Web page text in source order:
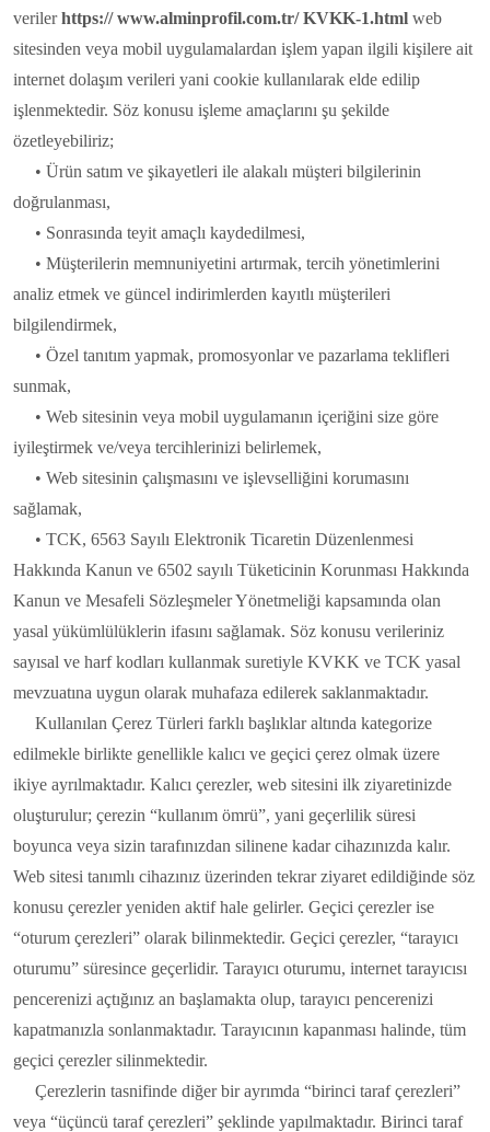
verilerhttps:// www.alminprofil.com.tr/ KVKK-1.html web
sitesinden veya mobil uygulamalardan işlem yapan ilgili kişilere ait
internet dolaşım verileri yani cookie kullanılarak elde edilip
işlenmektedir. Söz konusu işleme amaçlarını şu şekilde
özetleyebiliriz;
• Ürün satım ve şikayetleri ile alakalı müşteri bilgilerinin
doğrulanması,
• Sonrasında teyit amaçlı kaydedilmesi,
• Müşterilerin memnuniyetini artırmak, tercih yönetimlerini
analiz etmek ve güncel indirimlerden kayıtlı müşterileri
bilgilendirmek,
• Özel tanıtım yapmak, promosyonlar ve pazarlama teklifleri
sunmak,
• Web sitesinin veya mobil uygulamanın içeriğini size göre
iyileştirmek ve/veya tercihlerinizi belirlemek,
• Web sitesinin çalışmasını ve işlevselliğini korumasını
sağlamak,
• TCK, 6563 Sayılı Elektronik Ticaretin Düzenlenmesi
Hakkında Kanun ve 6502 sayılı Tüketicinin Korunması Hakkında
Kanun ve Mesafeli Sözleşmeler Yönetmeliği kapsamında olan
yasal yükümlülüklerin ifasını sağlamak. Söz konusu verileriniz
sayısal ve harf kodları kullanmak suretiyle KVKK ve TCK yasal
mevzuatına uygun olarak muhafaza edilerek saklanmaktadır.
Kullanılan Çerez Türleri farklı başlıklar altında kategorize
edilmekle birlikte genellikle kalıcı ve geçici çerez olmak üzere
ikiye ayrılmaktadır. Kalıcı çerezler, web sitesini ilk ziyaretinizde
oluşturulur; çerezin “kullanım ömrü”, yani geçerlilik süresi
boyunca veya sizin tarafınızdan silinene kadar cihazınızda kalır.
Web sitesi tanımlı cihazınız üzerinden tekrar ziyaret edildiğinde söz
konusu çerezler yeniden aktif hale gelirler. Geçici çerezler ise
“oturum çerezleri” olarak bilinmektedir. Geçici çerezler, “tarayıcı
oturumu” süresince geçerlidir. Tarayıcı oturumu, internet tarayıcısı
pencerenizi açtığınız an başlamakta olup, tarayıcı pencerenizi
kapatmanızla sonlanmaktadır. Tarayıcının kapanması halinde, tüm
geçici çerezler silinmektedir.
Çerezlerin tasnifinde diğer bir ayrımda “birinci taraf çerezleri”
veya “üçüncü taraf çerezleri” şeklinde yapılmaktadır. Birinci taraf